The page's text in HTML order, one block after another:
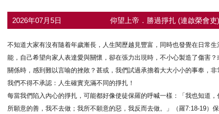
2026年07月5日 仰望上帝．勝過掙扎 (連啟榮會
不知道大家有沒有隨着年歲漸長，人生閱歷越見豐富，同時也發覺在日常
能，自己希望向家人表達愛與關懷，卻在張力出現時，不小心製造了傷害
關係時，感到難以言喻的挫敗？甚或，我們試過承擔着大大小小的事奉，
我們不得不承認：人生確實充滿不同的掙扎！
每當我們陷入內心的掙扎，可能都好像使徒保羅的呼喊一樣：「我也知道
所願意的善，我不去做；我所不願意的惡，我反而去做。」（羅7:18-19